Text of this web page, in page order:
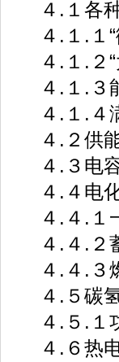
４.１各种
４.１.１“
４.１.２“
４.１.３
４.１.４满
４.２供能
４.３电容
４.４电化
４.４.１
４.４.２
４.４.３
４.５碳氢
４.５.１功
４.６热